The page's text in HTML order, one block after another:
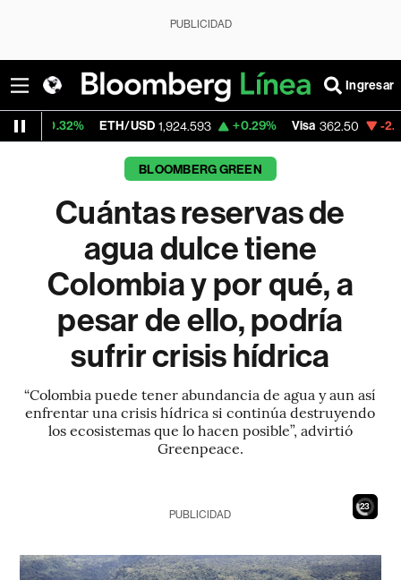
PUBLICIDAD
Ingresar
ETH/USD 1,924.593 +0.29% Visa 362.50 -2.15%
BLOOMBERG GREEN
Cuántas reservas de
agua dulce tiene
Colombia y por qué, a
pesar de ello, podría
sufrir crisis hídrica
“Colombia puede tener abundancia de agua y aun así
enfrentar una crisis hídrica si continúa destruyendo
los ecosistemas que lo hacen posible”, advirtió
Greenpeace.
21
PUBLICIDAD